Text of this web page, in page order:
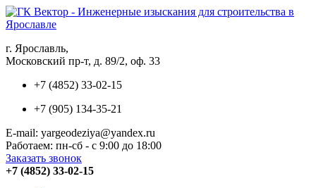
г. Ярославль,
Московский пр-т, д. 89/2, оф. 33
+7 (4852) 33-02-15
+7 (905) 134-35-21
E-mail: yargeodeziya@yandex.ru
Работаем: пн-сб - с 9:00 до 18:00
Заказать звонок
+7 (4852) 33-02-15